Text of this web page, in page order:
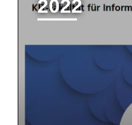
2022